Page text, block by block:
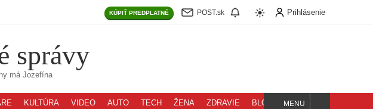
KÚPIŤ PREDPLATNÉ POST.sk Prihlásenie
správy
má Jozefína
KULTÚRA VIDEO AUTO TECH ŽENA ZDRAVIE BLOG MENU